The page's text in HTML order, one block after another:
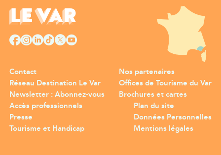
Contact
Réseau Destination Le Var
Newsletter : Abonnez-vous
Nos partenaires
Offices de Tourisme du Var
Brochures et cartes
Accès professionnels
Presse
Tourisme et Handicap
Plan du site
Données Personnelles
Mentions légales